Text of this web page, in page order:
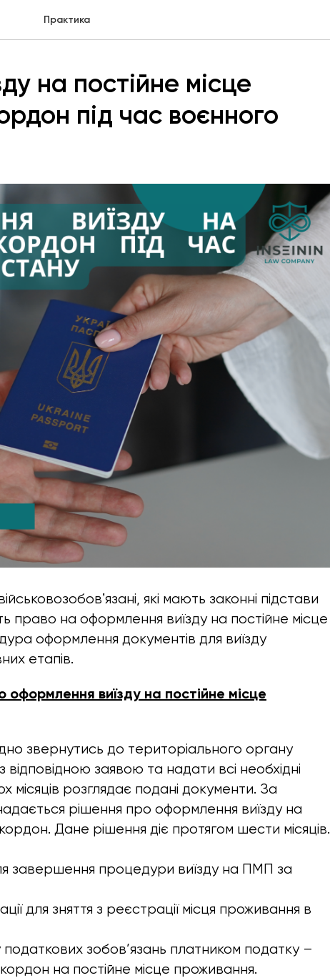
Практика
на постійне місце
під час воєнного
які мають законні підстави
на оформлення виїзду на постійне місце
оформлення документів для виїзду
етапів.
виїзду на постійне місце
звернутись до територіального органу
відповідною заявою та надати всі необхідні
розглядає подані документи. За
рішення про оформлення виїзду на
Дане рішення діє протягом шести місяців.
завершення процедури виїзду на ПМП за
для зняття з реєстрації місця проживання в
зобов’язань платником податку –
на постійне місце проживання.